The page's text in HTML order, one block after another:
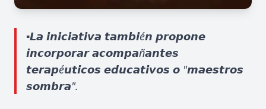
▪️𝙇𝙖 𝙞𝙣𝙞𝙘𝙞𝙖𝙩𝙞𝙫𝙖 𝙩𝙖𝙢𝙗𝙞é𝙣 𝙥𝙧𝙤𝙥𝙤𝙣𝙚
𝙞𝙣𝙘𝙤𝙧𝙥𝙤𝙧𝙖𝙧 𝙖𝙘𝙤𝙢𝙥𝙖ñ𝙖𝙣𝙩𝙚𝙨
𝙩𝙚𝙧𝙖𝙥é𝙪𝙩𝙞𝙘𝙤𝙨 𝙚𝙙𝙪𝙘𝙖𝙩𝙞𝙫𝙤𝙨 𝙤 "𝙢𝙖𝙚𝙨𝙩𝙧𝙤𝙨
𝙨𝙤𝙢𝙗𝙧𝙖".